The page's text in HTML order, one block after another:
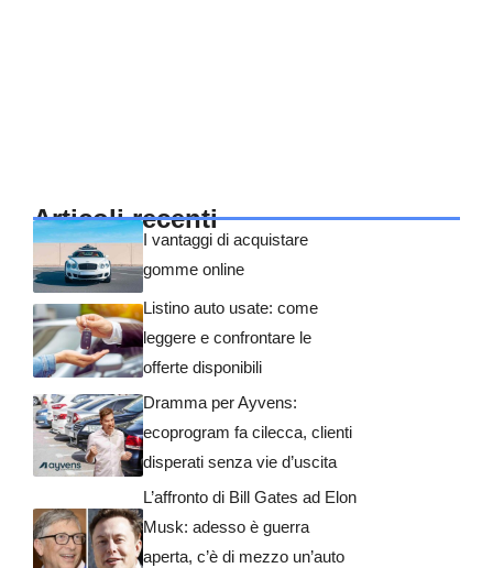
Articoli recenti
I vantaggi di acquistare
gomme online
Listino auto usate: come
leggere e confrontare le
offerte disponibili
Dramma per Ayvens:
ecoprogram fa cilecca, clienti
disperati senza vie d’uscita
L’affronto di Bill Gates ad Elon
Musk: adesso è guerra
aperta, c’è di mezzo un’auto